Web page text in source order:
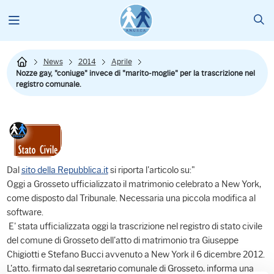
News 2014
Aprile
Nozze gay, "coniuge" invece di "marito-moglie" per la trascrizione nel
registro comunale.
Dalsito della Repubblica.itsi riporta l'articolo su:"
Oggi a Grosseto ufficializzato il matrimonio celebrato a New York,
come disposto dal Tribunale. Necessaria una piccola modifica al
software.
E' stata ufficializzata oggi la trascrizione nel registro di stato civile
del comune di Grosseto dell'atto di matrimonio tra Giuseppe
Chigiotti e Stefano Bucci avvenuto a New York il 6 dicembre 2012.
L'atto, firmato dal segretario comunale di Grosseto, informa una